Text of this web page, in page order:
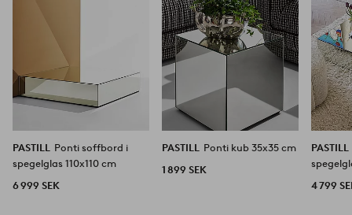
PASTILL
Ponti soffbord i
spegelglas 110x110 cm
6 999 SEK
PASTILL
Ponti kub 35x35 cm
1 899 SEK
PASTILL
4 799